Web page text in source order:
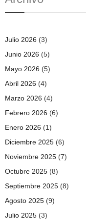
Julio 2026 (3)
Junio 2026 (5)
Mayo 2026 (5)
Abril 2026 (4)
Marzo 2026 (4)
Febrero 2026 (6)
Enero 2026 (1)
Diciembre 2025 (6)
Noviembre 2025 (7)
Octubre 2025 (8)
Septiembre 2025 (8)
Agosto 2025 (9)
Julio 2025 (3)